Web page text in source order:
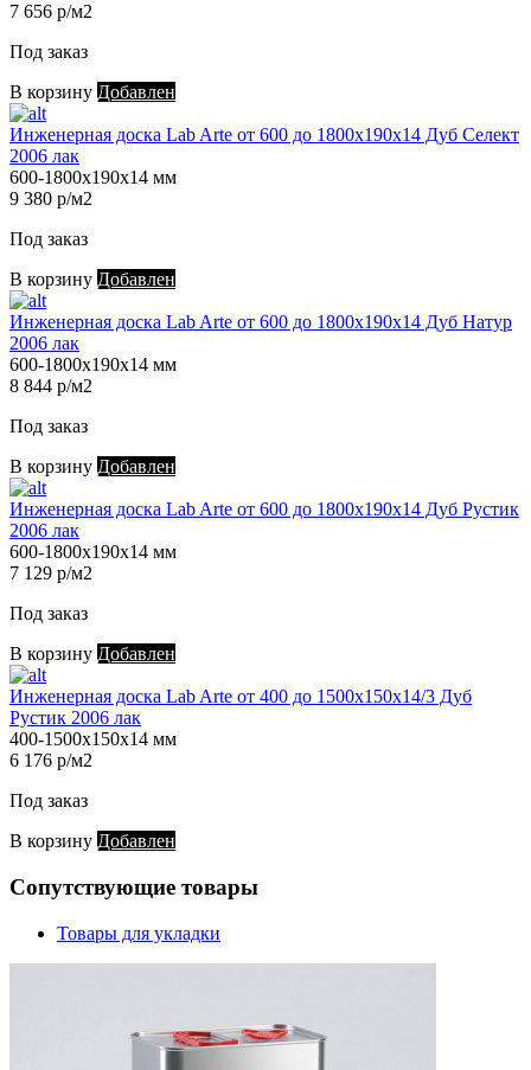
7 656 р/м2
Под заказ
В корзину Добавлен
Инженерная доска Lab Arte от 600 до 1800х190х14 Дуб Селект
2006 лак
600-1800х190х14 мм
9 380 р/м2
Под заказ
В корзину Добавлен
Инженерная доска Lab Arte от 600 до 1800х190х14 Дуб Натур
2006 лак
600-1800х190х14 мм
8 844 р/м2
Под заказ
В корзину Добавлен
Инженерная доска Lab Arte от 600 до 1800х190х14 Дуб Рустик
2006 лак
600-1800х190х14 мм
7 129 р/м2
Под заказ
В корзину Добавлен
Инженерная доска Lab Arte от 400 до 1500х150х14/3 Дуб
Рустик 2006 лак
400-1500х150х14 мм
6 176 р/м2
Под заказ
В корзину Добавлен
Сопутствующие товары
Товары для укладки